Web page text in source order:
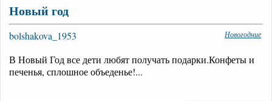
Новый год
bolshakova_1953 Новогодние
В Новый Год все дети любят получать подарки.Конфеты и
печенья, сплошное объеденье!...